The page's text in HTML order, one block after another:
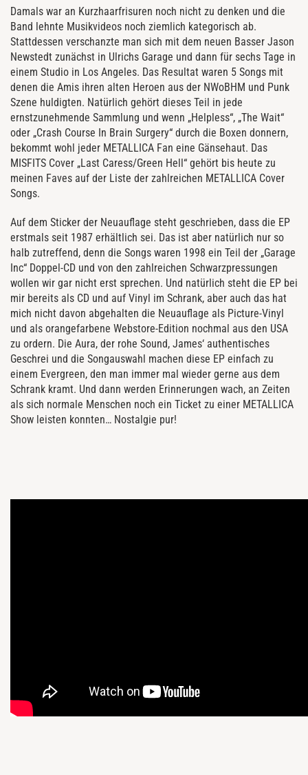
Damals war an Kurzhaarfrisuren noch nicht zu denken und die
Band lehnte Musikvideos noch ziemlich kategorisch ab.
Stattdessen verschanzte man sich mit dem neuen Basser Jason
Newstedt zunächst in Ulrichs Garage und dann für sechs Tage in
einem Studio in Los Angeles. Das Resultat waren 5 Songs mit
denen die Amis ihren alten Heroen aus der NWoBHM und Punk
Szene huldigten. Natürlich gehört dieses Teil in jede
ernstzunehmende Sammlung und wenn „Helpless“, „The Wait“
oder „Crash Course In Brain Surgery“ durch die Boxen donnern,
bekommt wohl jeder METALLICA Fan eine Gänsehaut. Das
MISFITS Cover „Last Caress/Green Hell“ gehört bis heute zu
meinen Faves auf der Liste der zahlreichen METALLICA Cover
Songs.
Auf dem Sticker der Neuauflage steht geschrieben, dass die EP
erstmals seit 1987 erhältlich sei. Das ist aber natürlich nur so
halb zutreffend, denn die Songs waren 1998 ein Teil der „Garage
Inc“ Doppel-CD und von den zahlreichen Schwarzpressungen
wollen wir gar nicht erst sprechen. Und natürlich steht die EP bei
mir bereits als CD und auf Vinyl im Schrank, aber auch das hat
mich nicht davon abgehalten die Neuauflage als Picture-Vinyl
und als orangefarbene Webstore-Edition nochmal aus den USA
zu ordern. Die Aura, der rohe Sound, James‘ authentisches
Geschrei und die Songauswahl machen diese EP einfach zu
einem Evergreen, den man immer mal wieder gerne aus dem
Schrank kramt. Und dann werden Erinnerungen wach, an Zeiten
als sich normale Menschen noch ein Ticket zu einer METALLICA
Show leisten konnten… Nostalgie pur!